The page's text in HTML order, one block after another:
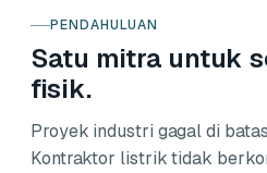
PENDAHULUAN
Satu mitra untuk
fisik.
Proyek industri gagal di
Kontraktor listrik tidak